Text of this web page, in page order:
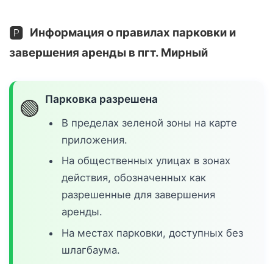
🅿️ Информация о правилах парковки и
завершения аренды в пгт. Мирный
🟢 Парковка разрешена
В пределах зеленой зоны на карте
приложения.
На общественных улицах в зонах
действия, обозначенных как
разрешенные для завершения
аренды.
На местах парковки, доступных без
шлагбаума.